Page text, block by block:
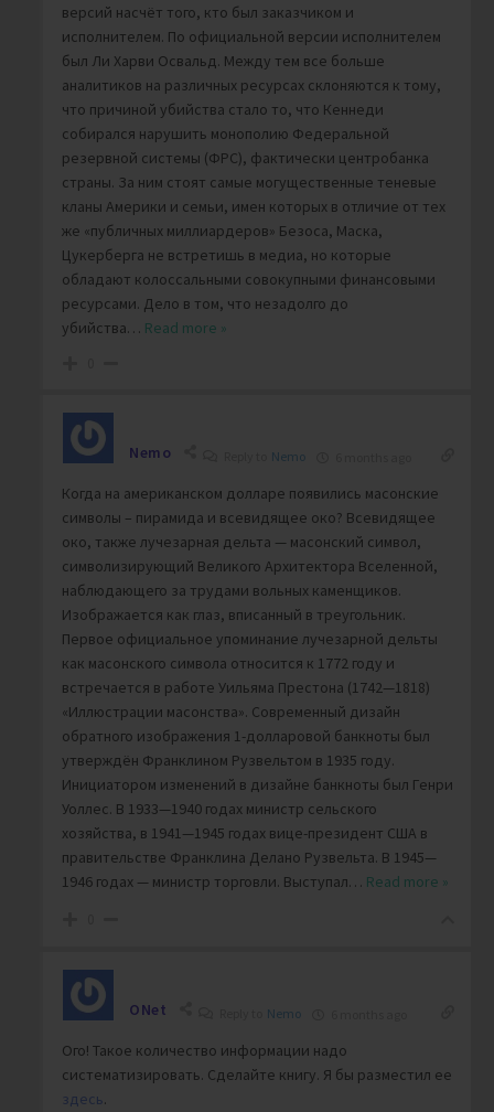
версий насчёт того, кто был заказчиком и
исполнителем. По официальной версии исполнителем
был Ли Харви Освальд. Между тем все больше
аналитиков на различных ресурсах склоняются к тому,
что причиной убийства стало то, что Кеннеди
собирался нарушить монополию Федеральной
резервной системы (ФРС), фактически центробанка
страны. За ним стоят самые могущественные теневые
кланы Америки и семьи, имен которых в отличие от тех
же «публичных миллиардеров» Безоса, Маска,
Цукерберга не встретишь в медиа, но которые
обладают колоссальными совокупными финансовыми
ресурсами. Дело в том, что незадолго до
убийства… Read more »
Nemo Nemo
Когда на американском долларе появились масонские
символы – пирамида и всевидящее око? Всевидящее
око, также лучезарная дельта — масонский символ,
символизирующий Великого Архитектора Вселенной,
наблюдающего за трудами вольных каменщиков.
Изображается как глаз, вписанный в треугольник.
Первое официальное упоминание лучезарной дельты
как масонского символа относится к 1772 году и
встречается в работе Уильяма Престона (1742—1818)
«Иллюстрации масонства». Современный дизайн
обратного изображения 1-долларовой банкноты был
утверждён Франклином Рузвельтом в 1935 году.
Инициатором изменений в дизайне банкноты был Генри
Уоллес. В 1933—1940 годах министр сельского
хозяйства, в 1941—1945 годах вице-президент США в
правительстве Франклина Делано Рузвельта. В 1945—
1946 годах — министр торговли. Выступал… Read more »
ONet Nemo
Ого! Такое количество информации надо
систематизировать. Сделайте книгу. Я бы разместил ее
здесь.